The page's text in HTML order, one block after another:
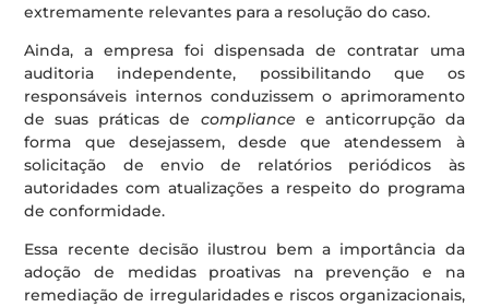
extremamente relevantes para a resolução do caso.
Ainda, a empresa foi dispensada de contratar uma
auditoria independente, possibilitando que os
responsáveis internos conduzissem o aprimoramento
de suas práticas de compliance e anticorrupção da
forma que desejassem, desde que atendessem à
solicitação de envio de relatórios periódicos às
autoridades com atualizações a respeito do programa
de conformidade.
Essa recente decisão ilustrou bem a importância da
adoção de medidas proativas na prevenção e na
remediação de irregularidades e riscos organizacionais,